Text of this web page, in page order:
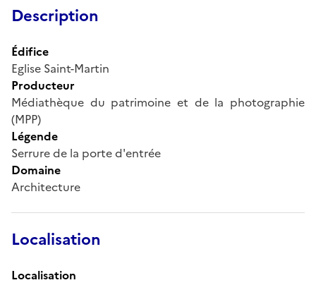
Description
Édifice
Eglise Saint-Martin
Producteur
Médiathèque du patrimoine et de la photographie
(MPP)
Légende
Serrure de la porte d'entrée
Domaine
Architecture
Localisation
Localisation